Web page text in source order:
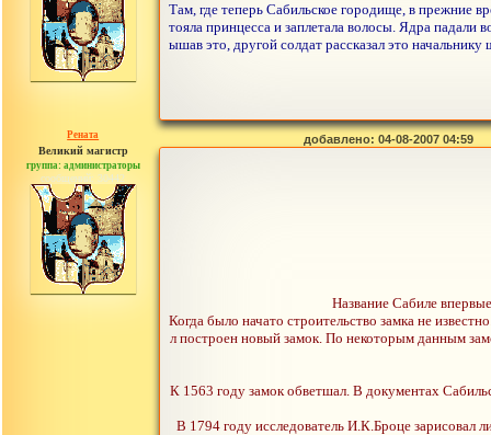
Там, где теперь Сабильское городище, в прежние
тояла принцесса и заплетала волосы. Ядра падали
ышав это, другой солдат рассказал это
Рената
Великий магистр
группа: администраторы
сообщений: 30442
добавлено: 04-08-2007 04:59
Название Сабиле
Когда было начато строительство замка не
л построен новый замок. По некоторым данным
К 1563 году замок обветшал. В документах
В 1794 году исследователь И.К.Броце зарисовал